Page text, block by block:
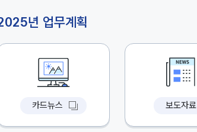
년 업무계획
카드뉴스 보도자료